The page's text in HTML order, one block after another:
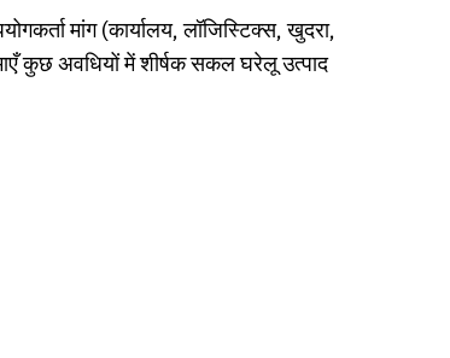
मांग (कार्यालय, लॉजिस्टिक्स, खुदरा,
कुछ अवधियों में शीर्षक सकल घरेलू उत्पाद